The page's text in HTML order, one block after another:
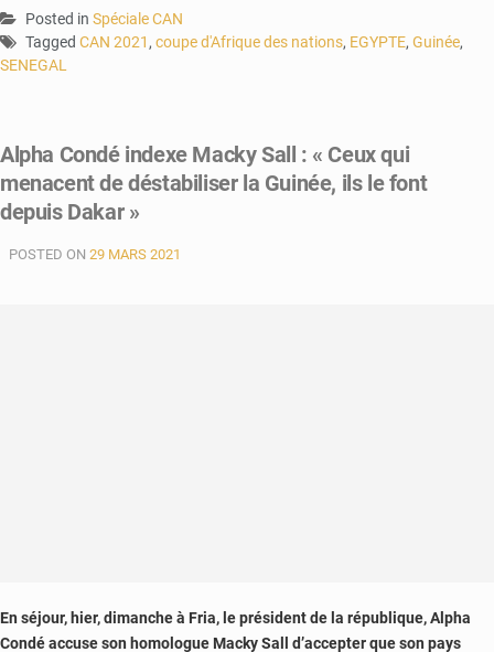
Posted in Spéciale CAN
Tagged CAN 2021 , coupe d'Afrique des nations, EGYPTE, Guinée,
SENEGAL
Alpha Condé indexe Macky Sall : « Ceux qui
menacent de déstabiliser la Guinée, ils le font
depuis Dakar »
POSTED ON 29 MARS 2021
En séjour, hier, dimanche à Fria, le président de la république, Alpha
Condéaccuse son homologue Macky Sall d’accepter que son pays